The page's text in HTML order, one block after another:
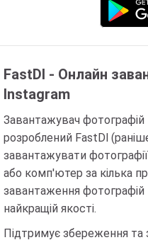
FastDl - Онлайн
Instagram
Завантажувач
розроблений FastDl
завантажувати
або комп'ютер за кілька
завантаження фотографій
найкращій якості.
Підтримує збереження